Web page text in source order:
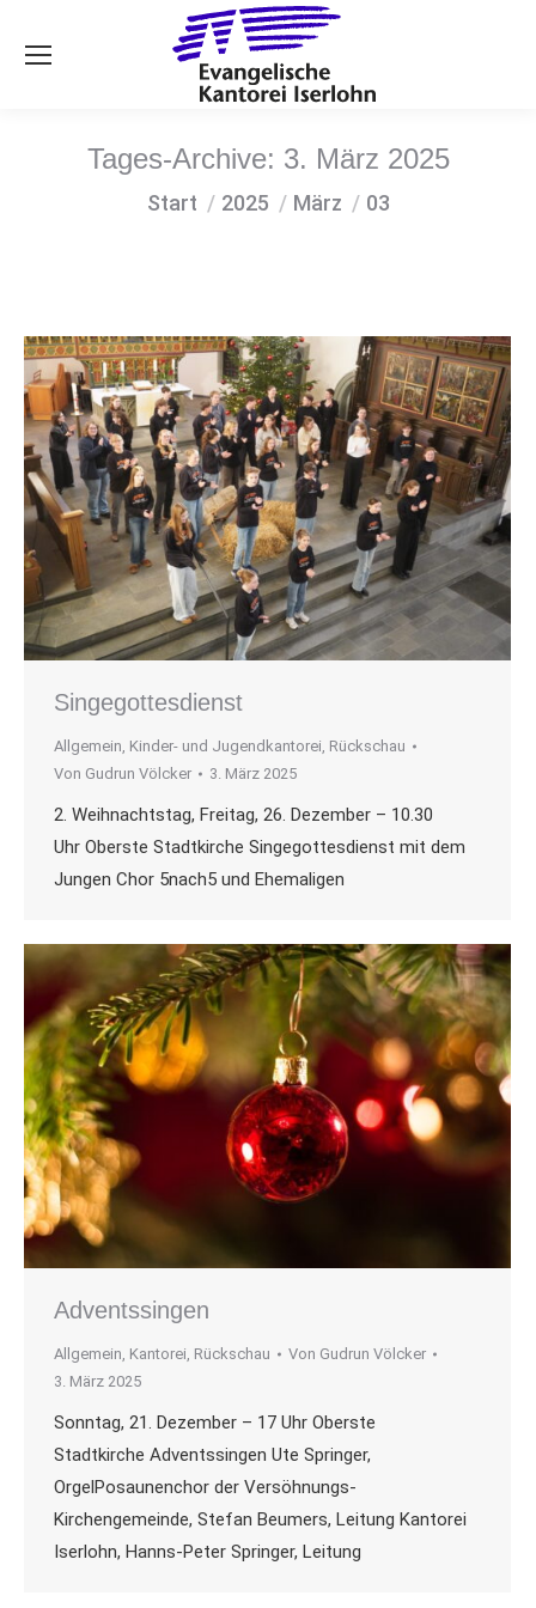
Tages-Archive: 3. März 2025
Sie befinden sich hier:
Start 2025 März 03
Singegottesdienst
Allgemein, Kinder- und Jugendkantorei, Rückschau
Von Gudrun Völcker 3. März 2025
2. Weihnachtstag, Freitag, 26. Dezember – 10.30
Uhr Oberste Stadtkirche Singegottesdienst mit dem
Jungen Chor 5nach5 und Ehemaligen
Adventssingen
Allgemein, Kantorei, Rückschau Von Gudrun Völcker
3. März 2025
Sonntag, 21. Dezember – 17 Uhr Oberste
Stadtkirche Adventssingen Ute Springer,
OrgelPosaunenchor der Versöhnungs-
Kirchengemeinde, Stefan Beumers, Leitung Kantorei
Iserlohn, Hanns-Peter Springer, Leitung